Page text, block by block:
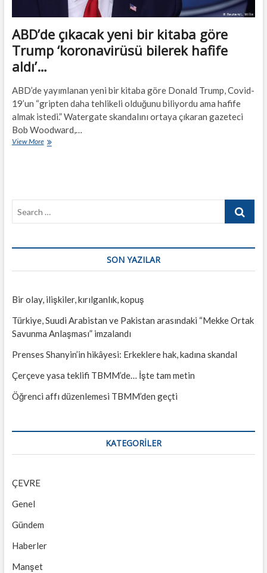
ABD’de çıkacak yeni bir kitaba göre
Trump ‘koronavirüsü bilerek hafife
aldı’…
ABD’de yayımlanan yeni bir kitaba göre Donald Trump, Covid-
19’un “gripten daha tehlikeli olduğunu biliyordu ama hafife
almak istedi.” Watergate skandalını ortaya çıkaran gazeteci
Bob Woodward,…
View MoreABD’de
‘koronavirüsü
aldı’…
Search
SON YAZILAR
Bir olay, ilişkiler, kırılganlık, kopuş
Türkiye, Suudi Arabistan ve Pakistan arasındaki “Mekke Ortak
Savunma Anlaşması” imzalandı
Prenses Shanyin’in hikâyesi: Erkeklere hak, kadına skandal
Çerçeve yasa teklifi TBMM’de… İşte tam metin
Öğrenci affı düzenlemesi TBMM’den geçti
KATEGORILER
ÇEVRE
Genel
Gündem
Haberler
Manşet